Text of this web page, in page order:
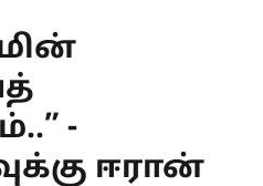
-
ஈரான்